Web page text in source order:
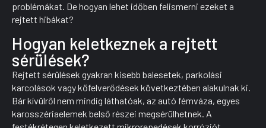
problémákat. De hogyan lehet időben felismerni ezeket a
rejtett hibákat?
Hogyan keletkeznek a rejtett
sérülések?
Rejtett sérülések gyakran kisebb balesetek, parkolási
karcolások vagy kőfelverődések következtében alakulnak ki.
Bár kívülről nem mindig láthatóak, az autó fémváza, egyes
karosszériaelemek belső részei megsérülhetnek. A